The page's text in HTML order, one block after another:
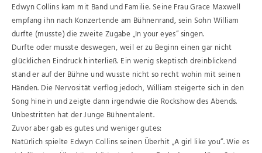
Edwyn Collins kam mit Band und Familie. Seine Frau Grace Maxwell
empfang ihn nach Konzertende am Bühnenrand, sein Sohn William
durfte (musste) die zweite Zugabe „In your eyes“ singen.
Durfte oder musste deswegen, weil er zu Beginn einen gar nicht
glücklichen Eindruck hinterließ. Ein wenig skeptisch dreinblickend
stand er auf der Bühne und wusste nicht so recht wohin mit seinen
Händen. Die Nervosität verflog jedoch, William steigerte sich in den
Song hinein und zeigte dann irgendwie die Rockshow des Abends.
Unbestritten hat der Junge Bühnentalent.
Zuvor aber gab es gutes und weniger gutes:
Natürlich spielte Edwyn Collins seinen Überhit „A girl like you“. Wie es